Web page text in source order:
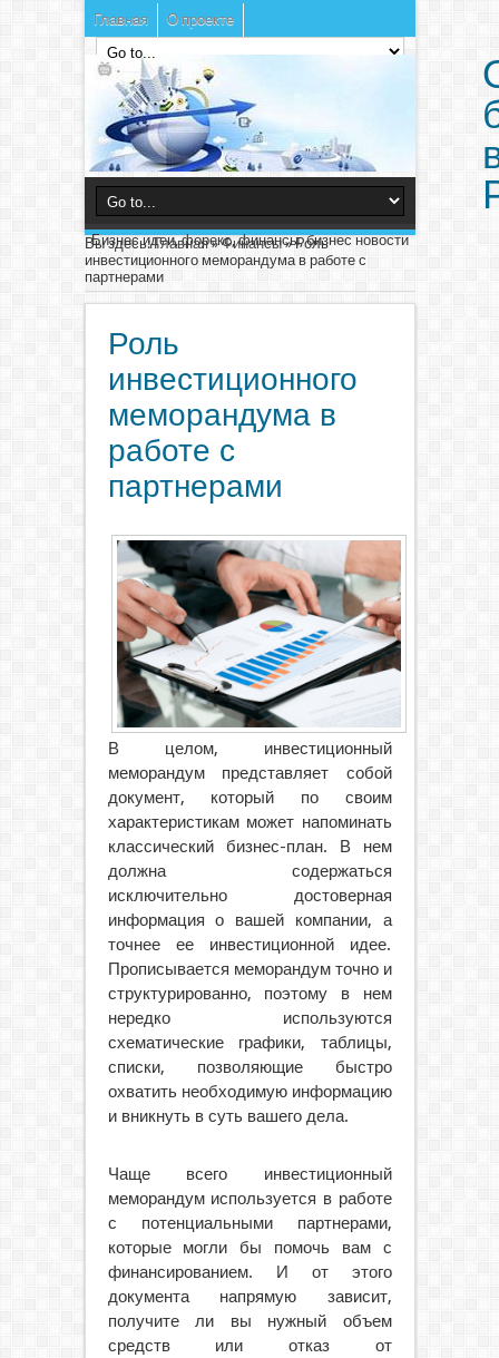
Главная О проекте
Бизнес идеи, форекс, финансы, бизнес новости
Вы здесь:Главная»Финансы»Роль
инвестиционного меморандума в работе с
партнерами
Роль
инвестиционного
меморандума в
работе с
партнерами
В целом, инвестиционный
меморандум представляет собой
документ, который по своим
характеристикам может напоминать
классический бизнес-план. В нем
должна содержаться
исключительно достоверная
информация о вашей компании, а
точнее ее инвестиционной идее.
Прописывается меморандум точно и
структурированно, поэтому в нем
нередко используются
схематические графики, таблицы,
списки, позволяющие быстро
охватить необходимую информацию
и вникнуть в суть вашего дела.
Чаще всего инвестиционный
меморандум используется в работе
с потенциальными партнерами,
которые могли бы помочь вам с
финансированием. И от этого
документа напрямую зависит,
получите ли вы нужный объем
средств или отказ от